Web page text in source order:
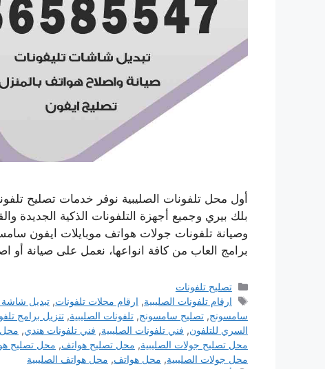
أول محل تلفونات الصليبية نوفر خدمات تصليح
بلك بيري وجميع أجهزة التلفونات الذكية الجديدة
وصيانة تلفونات جولات هواتف موبايلات ايفون
برامج العاب من كافة انواعها، نعمل على صيانة أو
التصنيفات
تصليح تلفونات
الوسوم
ارقام تلفونات الصليبية, ارقام محلات تلفونات,تبديل شاشة
سامسونج, تصليح سامسونج, تلفونات الصليبية, تنزيل برامج
السري للتلفون, فني تلفونات الصليبية, فني تلفونات هندي, محل
محل تصليح جولات الصليبية, محل تصليح هواتف, محل تصليح
محل جولات الصليبية, محل هواتف, محل هواتف الصليبية